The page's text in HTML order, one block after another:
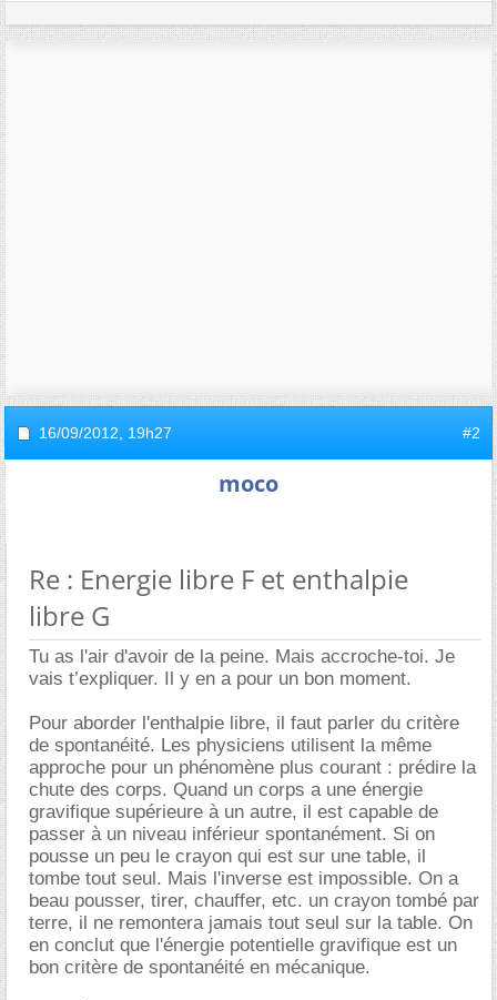
16/09/2012, 19h27 #2
moco
Re : Energie libre F et enthalpie
libre G
Tu as l'air d'avoir de la peine. Mais accroche-toi. Je
vais t’expliquer. Il y en a pour un bon moment.
Pour aborder l'enthalpie libre, il faut parler du critère
de spontanéité. Les physiciens utilisent la même
approche pour un phénomène plus courant : prédire la
chute des corps. Quand un corps a une énergie
gravifique supérieure à un autre, il est capable de
passer à un niveau inférieur spontanément. Si on
pousse un peu le crayon qui est sur une table, il
tombe tout seul. Mais l'inverse est impossible. On a
beau pousser, tirer, chauffer, etc. un crayon tombé par
terre, il ne remontera jamais tout seul sur la table. On
en conclut que l'énergie potentielle gravifique est un
bon critère de spontanéité en mécanique.